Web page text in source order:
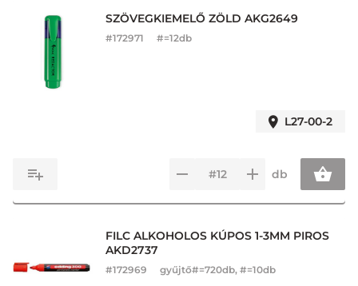
SZÖVEGKIEMELŐ ZÖLD AKG2649
#172971 #=12db
L27-00-2
db
FILC ALKOHOLOS KÚPOS 1-3MM PIROS
AKD2737
#172969 gyűjtő#=720db, #=10db